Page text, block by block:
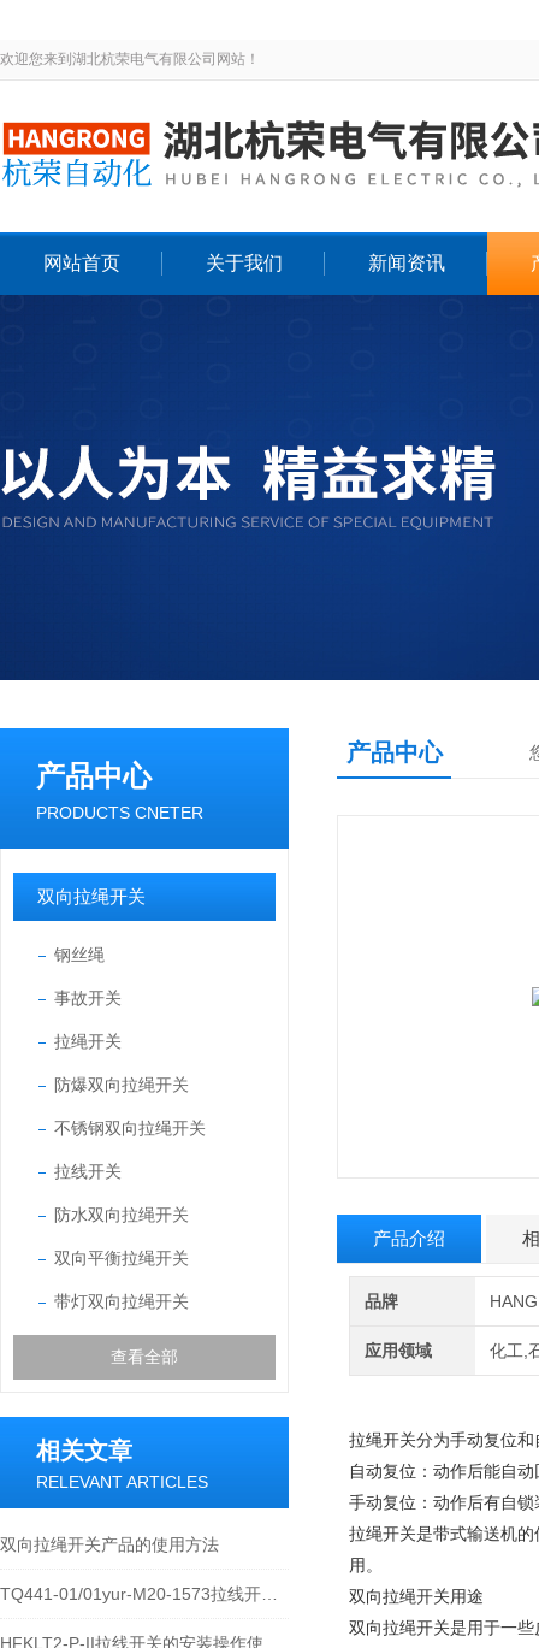
欢迎您来到湖北杭荣电气有限公司网站！
网站首页 关于我们 新闻资讯
产品中心
PRODUCTS CNETER
双向拉绳开关
钢丝绳
事故开关
拉绳开关
防爆双向拉绳开关
不锈钢双向拉绳开关
拉线开关
防水双向拉绳开关
双向平衡拉绳开关
带灯双向拉绳开关
查看全部
相关文章
RELEVANT ARTICLES
双向拉绳开关产品的使用方法
产品中心
产品介绍
品牌
应用领域 化工,
拉绳开关分为手动复位
自动复位：动作后能自
手动复位：动作后有自
拉绳开关是带式输送机
用。
双向拉绳开关用途
双向拉绳开关是用于一